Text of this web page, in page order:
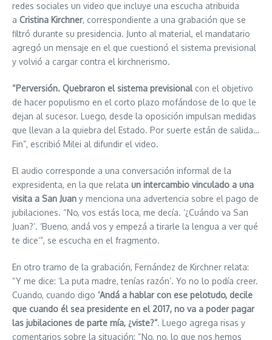
redes sociales un video que incluye una escucha atribuida
a Cristina Kirchner, correspondiente a una grabación que se
filtró durante su presidencia. Junto al material, el mandatario
agregó un mensaje en el que cuestionó el sistema previsional
y volvió a cargar contra el kirchnerismo.
“Perversión. Quebraron el sistema previsional con el objetivo
de hacer populismo en el corto plazo mofándose de lo que le
dejan al sucesor. Luego, desde la oposición impulsan medidas
que llevan a la quiebra del Estado. Por suerte están de salida…
Fin”, escribió Milei al difundir el video.
El audio corresponde a una conversación informal de la
expresidenta, en la que relata un intercambio vinculado a una
visita a San Juan y menciona una advertencia sobre el pago de
jubilaciones. “No, vos estás loca, me decía. ‘¿Cuándo va San
Juan?’. ‘Bueno, andá vos y empezá a tirarle la lengua a ver qué
te dice’”, se escucha en el fragmento.
En otro tramo de la grabación, Fernández de Kirchner relata:
“Y me dice: ‘La puta madre, tenías razón’. Yo no lo podía creer.
Cuando, cuando digo ‘Andá a hablar con ese pelotudo, decile
que cuando él sea presidente en el 2017, no va a poder pagar
las jubilaciones de parte mía, ¿viste?”. Luego agrega risas y
comentarios sobre la situación: “No, no, lo que nos hemos